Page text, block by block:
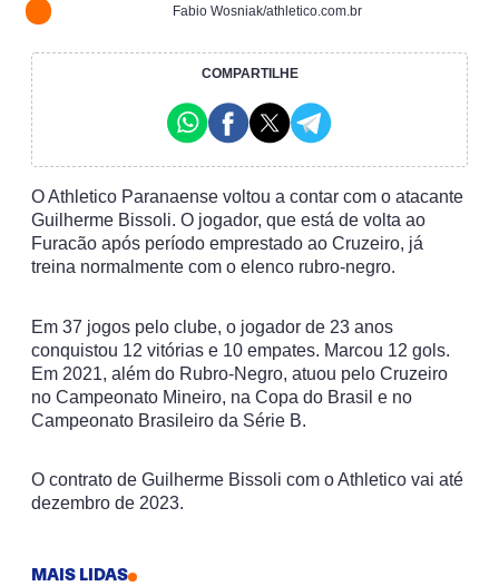
Fabio Wosniak/athletico.com.br
COMPARTILHE
O Athletico Paranaense voltou a contar com o atacante
Guilherme Bissoli. O jogador, que está de volta ao
Furacão após período emprestado ao Cruzeiro, já
treina normalmente com o elenco rubro-negro.
Em 37 jogos pelo clube, o jogador de 23 anos
conquistou 12 vitórias e 10 empates. Marcou 12 gols.
Em 2021, além do Rubro-Negro, atuou pelo Cruzeiro
no Campeonato Mineiro, na Copa do Brasil e no
Campeonato Brasileiro da Série B.
O contrato de Guilherme Bissoli com o Athletico vai até
dezembro de 2023.
MAIS LIDAS